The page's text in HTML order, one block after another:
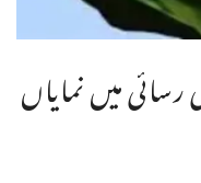
رسائی میں نمایاں